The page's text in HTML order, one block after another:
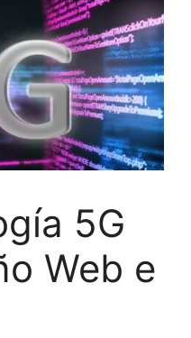
5G
Web e